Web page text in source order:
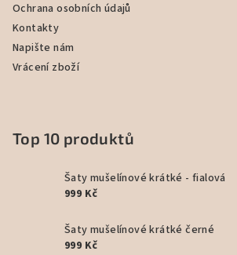
Ochrana osobních údajů
Kontakty
Napište nám
Vrácení zboží
Top 10 produktů
Šaty mušelínové krátké - fialová
999 Kč
Šaty mušelínové krátké černé
999 Kč